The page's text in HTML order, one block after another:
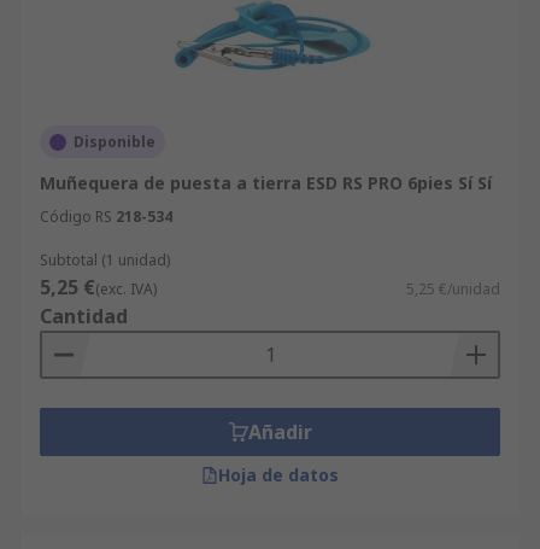
Disponible
Muñequera de puesta a tierra ESD RS PRO 6pies Sí Sí
Código RS 218-534
Subtotal (1 unidad)
5,25 €(exc. IVA) 5,25 €/unidad
Cantidad
Añadir
Hoja de datos